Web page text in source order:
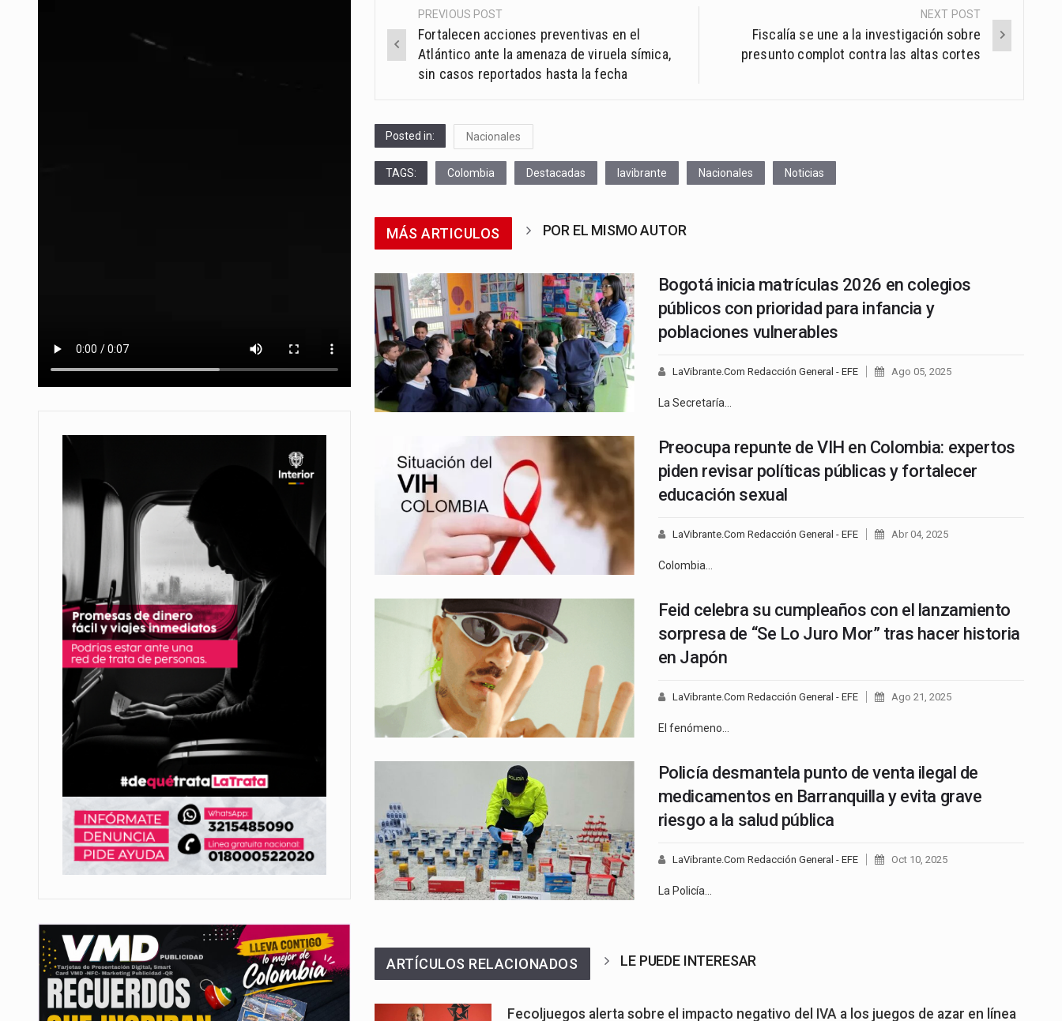
Post
navigation
PREVIOUS POST
Fortalecen acciones preventivas en el
Atlántico ante la amenaza de viruela símica,
sin casos reportados hasta la fecha
NEXT POST
Fiscalía se une a la investigación sobre
presunto complot contra las altas cortes
Posted in: Nacionales
TAGS: Colombia Destacadas lavibrante Nacionales Noticias
MÁS ARTICULOS POR EL MISMO AUTOR
Bogotá inicia matrículas 2026 en colegios
públicos con prioridad para infancia y
poblaciones vulnerables
LaVibrante.Com Redacción General - EFE Ago 05, 2025
La Secretaría…
Preocupa repunte de VIH en Colombia: expertos
piden revisar políticas públicas y fortalecer
educación sexual
LaVibrante.Com Redacción General - EFE Abr 04, 2025
Colombia…
Feid celebra su cumpleaños con el lanzamiento
sorpresa de “Se Lo Juro Mor” tras hacer historia
en Japón
LaVibrante.Com Redacción General - EFE Ago 21, 2025
El fenómeno…
Policía desmantela punto de venta ilegal de
medicamentos en Barranquilla y evita grave
riesgo a la salud pública
LaVibrante.Com Redacción General - EFE Oct 10, 2025
La Policía…
ARTÍCULOS RELACIONADOS LE PUEDE INTERESAR
Fecoljuegos alerta sobre el impacto negativo del IVA a los juegos de azar en línea